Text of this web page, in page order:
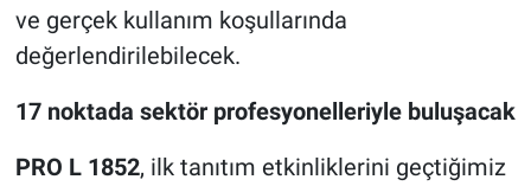
ve gerçek kullanım koşullarında
değerlendirilebilecek.
17 noktada sektör profesyonelleriyle buluşacak
PRO L 1852, ilk tanıtım etkinliklerini geçtiğimiz